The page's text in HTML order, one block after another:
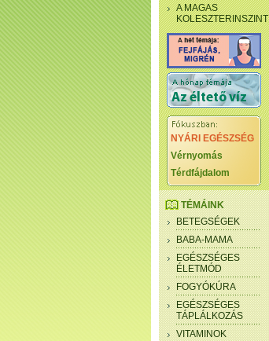
A MAGAS
KOLESZTERINSZINT
NYÁRI EGÉSZSÉG
Vérnyomás
Térdfájdalom
TÉMÁINK
BETEGSÉGEK
BABA-MAMA
EGÉSZSÉGES
ÉLETMÓD
FOGYÓKÚRA
EGÉSZSÉGES
TÁPLÁLKOZÁS
VITAMINOK